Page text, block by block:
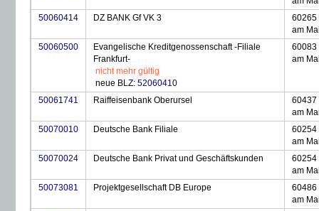
50060414
DZ BANK Gf VK 3
60265
am
50060500
Evangelische Kreditgenossenschaft -Filiale
Frankfurt-
nicht mehr gültig
neue BLZ: 52060410
60083
am
50061741 Raiffeisenbank Oberursel
60437
am
50070010
Deutsche Bank Filiale
60254
am
50070024
Deutsche Bank Privat und Geschäftskunden
60254
am
50073081
Projektgesellschaft DB Europe
60486
am